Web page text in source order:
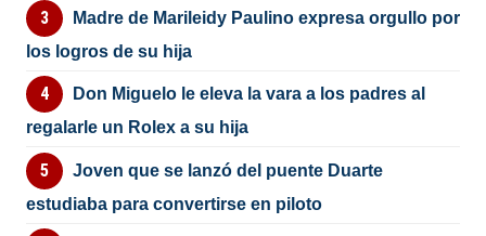
Madre de Marileidy Paulino expresa orgullo por
los logros de su hija
Don Miguelo le eleva la vara a los padres al
regalarle un Rolex a su hija
Joven que se lanzó del puente Duarte
estudiaba para convertirse en piloto